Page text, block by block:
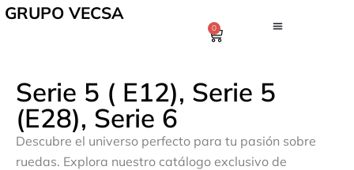
GRUPO VECSA
0
Serie 5 ( E12), Serie 5
(E28), Serie 6
Descubre el universo perfecto para tu pasión sobre
ruedas. Explora nuestro catálogo exclusivo de